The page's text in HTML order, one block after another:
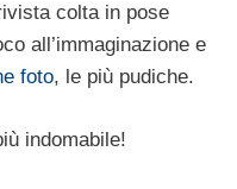
colta in pose
all’immaginazione e
foto, le più pudiche.
indomabile!